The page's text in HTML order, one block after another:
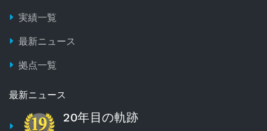
実績一覧
最新ニュース
拠点一覧
最新ニュース
20年目の軌跡